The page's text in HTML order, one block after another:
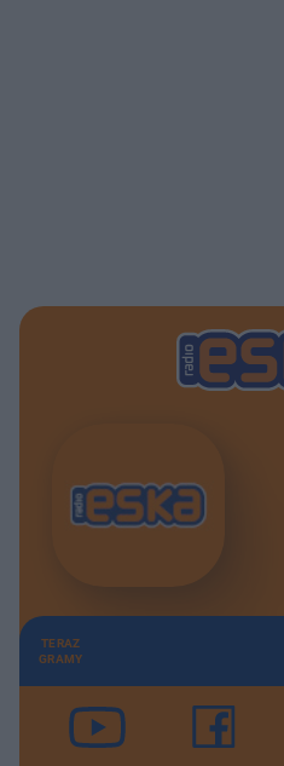
TERAZ
GRAMY